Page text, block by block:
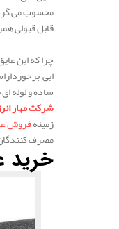
محسوب می
قابل قبولی
چرا که این
ایی
ساده و لوله
شرکت مهار
زمینهفروش
مصرف
خرید